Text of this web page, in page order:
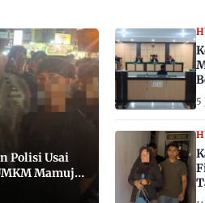
Polisi Usai
Mamuju,
5